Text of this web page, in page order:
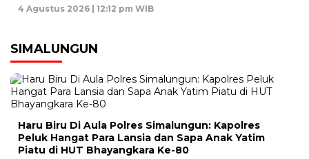
4 Agustus 2026 | 12:12 pm WIB
SIMALUNGUN
Haru Biru Di Aula Polres Simalungun: Kapolres
Peluk Hangat Para Lansia dan Sapa Anak Yatim
Piatu di HUT Bhayangkara Ke-80